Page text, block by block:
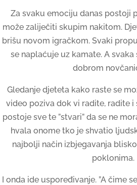
Za svaku emociju danas postoji
može zaliječiti skupim nakitom.
brišu novom igračkom. Svaki
se naplaćuje uz kamate. A
dobrom
Gledanje djeteta kako raste se
video poziva dok vi radite, radite i
postoje sve te ”stvari” da se ne
hvala onome tko je shvatio
najbolji način izbjegavanja
poklonima.
I onda ide uspoređivanje. ”A čime